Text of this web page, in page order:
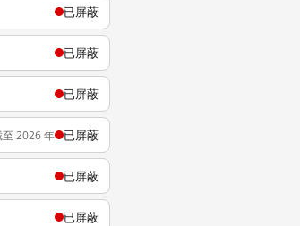
已屏蔽
已屏蔽
已屏蔽
至 2026 年 已屏蔽
已屏蔽
已屏蔽